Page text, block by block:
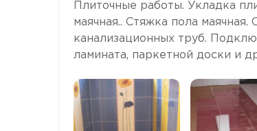
Плиточные работы. Укладка
маячная.. Стяжка пола
канализационных труб.
ламината, паркетной доски и